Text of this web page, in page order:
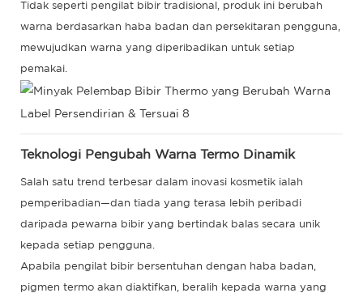
Tidak seperti pengilat bibir tradisional, produk ini berubah
warna berdasarkan haba badan dan persekitaran pengguna,
mewujudkan warna yang diperibadikan untuk setiap
pemakai.
Teknologi Pengubah Warna Termo Dinamik
Salah satu trend terbesar dalam inovasi kosmetik ialah
pemperibadian—dan tiada yang terasa lebih peribadi
daripada pewarna bibir yang bertindak balas secara unik
kepada setiap pengguna.
Apabila pengilat bibir bersentuhan dengan haba badan,
pigmen termo akan diaktifkan, beralih kepada warna yang